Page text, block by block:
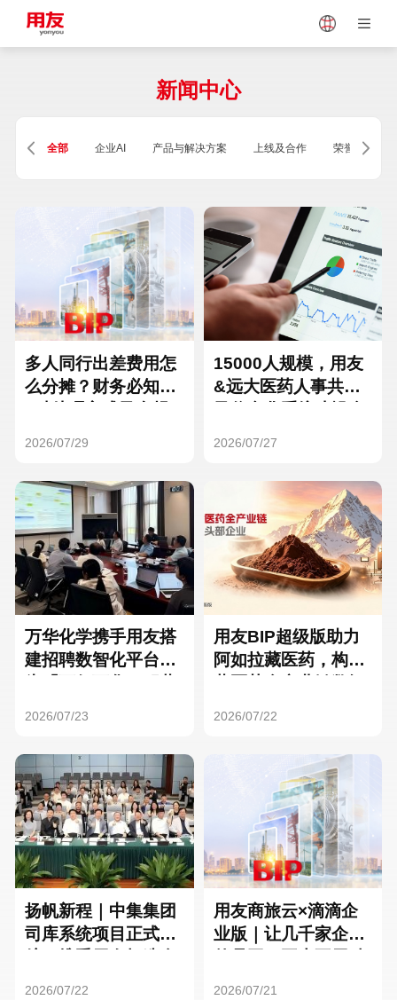
Vietnam
Singapore Malaysia
Thailand
Turkey
Hungary Mexico
Hong Kong Macau
新闻中心
全部 企业AI 产品与解决方案 上线及合作 荣誉及资质
多人同行出差费用怎
么分摊？财务必知的
2026/07/29
15000人规模，用友
&远大医药人事共享
2026/07/27
万华化学携手用友搭
建招聘数智化平台，
2026/07/23
用友BIP超级版助力
阿如拉藏医药，构建
2026/07/22
扬帆新程｜中集集团
司库系统项目正式启
2026/07/22
用友商旅云×滴滴企
业版｜让几千家企业
2026/07/21